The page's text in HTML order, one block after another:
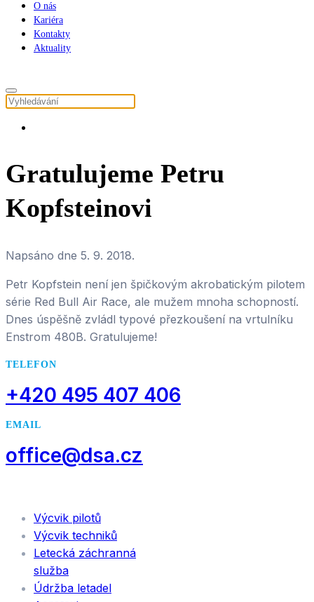
O nás
Kariéra
Kontakty
Aktuality
Gratulujeme Petru
Kopfsteinovi
Napsáno dne 5. 9. 2018.
Petr Kopfstein není jen špičkovým akrobatickým pilotem
série Red Bull Air Race, ale mužem mnoha schopností.
Dnes úspěšně zvládl typové přezkoušení na vrtulníku
Enstrom 480B. Gratulujeme!
TELEFON
+420 495 407 406
EMAIL
office@dsa.cz
Výcvik pilotů
Výcvik techniků
Letecká záchranná
služba
Údržba letadel